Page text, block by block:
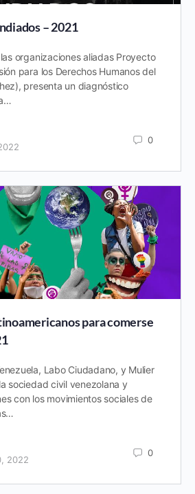
– 2021
organizaciones aliadas Proyecto
para los Derechos Humanos del
presenta un diagnóstico
0
para comerse
Labo Ciudadano, y Mulier
sociedad civil venezolana y
con los movimientos sociales de
2022
0